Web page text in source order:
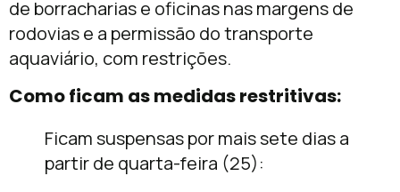
de borracharias e oficinas nas margens de
rodovias e a permissão do transporte
aquaviário, com restrições.
Como ficam as medidas restritivas:
Ficam suspensas por mais sete dias a
partir de quarta-feira (25):